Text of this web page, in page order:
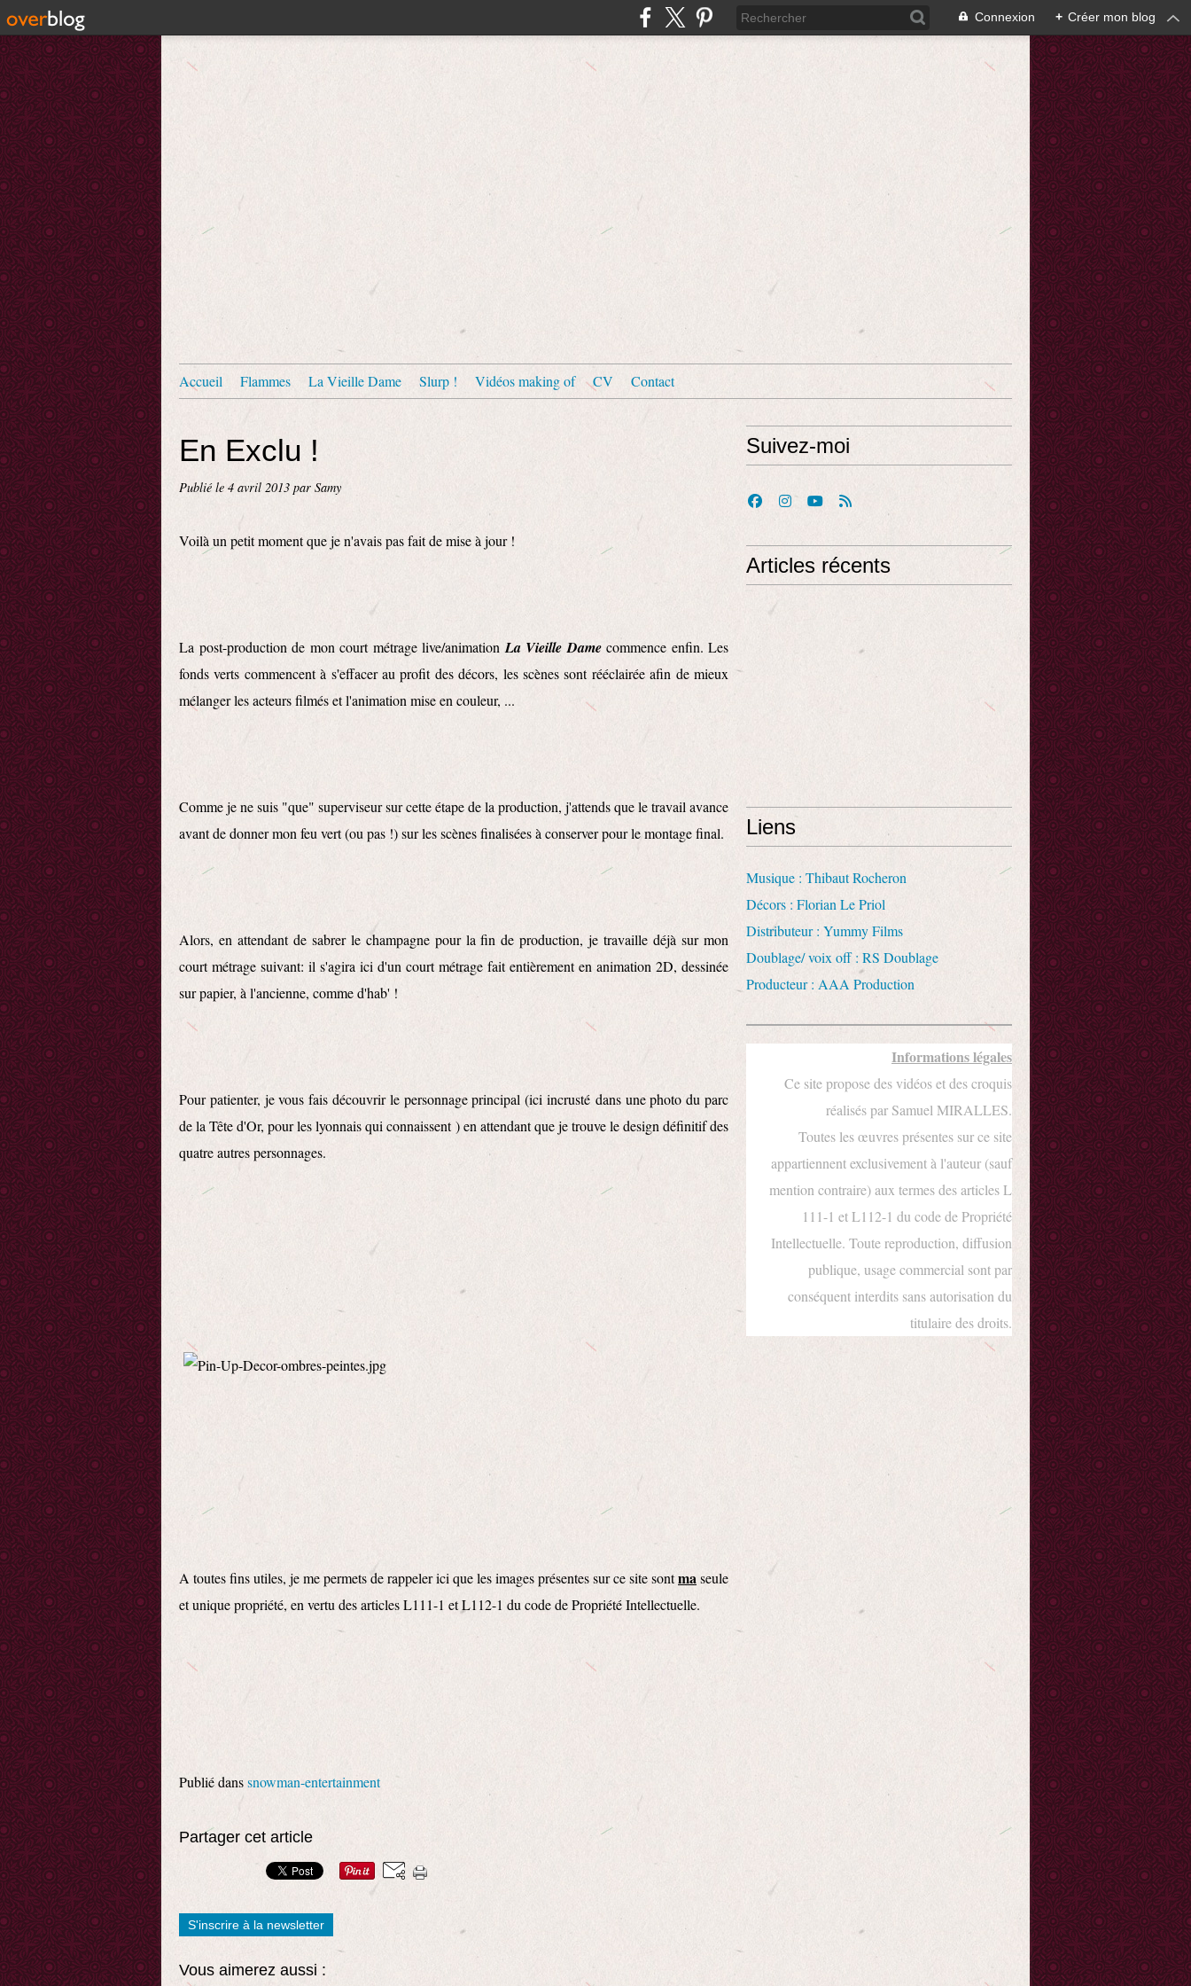
Connexion + Créer mon blog
Accueil Flammes La Vieille Dame Slurp ! Vidéos making of CV Contact
En Exclu !
Publié le 4 avril 2013 par Samy
Voilà un petit moment que je n'avais pas fait de mise à jour !
La post-production de mon court métrage live/animation La Vieille Damecommence enfin. Les
fonds verts commencent à s'effacer au profit des décors, les scènes sont rééclairée afin de mieux
mélanger les acteurs filmés et l'animation mise en couleur, ...
Comme je ne suis "que" superviseur sur cette étape de la production, j'attends que le travail avance
avant de donner mon feu vert (ou pas !) sur les scènes finalisées à conserver pour le montage final.
Alors, en attendant de sabrer le champagne pour la fin de production, je travaille déjà sur mon
court métrage suivant: il s'agira ici d'un court métrage fait entièrement en animation 2D, dessinée
sur papier, à l'ancienne, comme d'hab' !
Pour patienter, je vous fais découvrir le personnage principal (ici incrusté dans une photo du parc
de la Tête d'Or, pour les lyonnais qui connaissent ) en attendant que je trouve le design définitif des
quatre autres personnages.
A toutes fins utiles, je me permets de rappeler ici que les images présentes sur ce site sontmaseule
et unique propriété, en vertu des articles L111-1 et L112-1 du code de Propriété Intellectuelle.
Publié danssnowman-entertainment
Partager cet article
S'inscrire à la newsletter
Vous aimerez aussi :
Suivez-moi
Articles récents
Liens
Musique : Thibaut Rocheron
Décors : Florian Le Priol
Distributeur : Yummy Films
Doublage/ voix off : RS Doublage
Producteur : AAA Production
Informations légales
Ce site propose des vidéos et des croquis
réalisés par Samuel MIRALLES.
Toutes les œuvres présentes sur ce site
appartiennent exclusivement à l'auteur (sauf
mention contraire) aux termes des articles L
111-1 et L112-1 du code de Propriété
Intellectuelle. Toute reproduction, diffusion
publique, usage commercial sont par
conséquent interdits sans autorisation du
titulaire des droits.